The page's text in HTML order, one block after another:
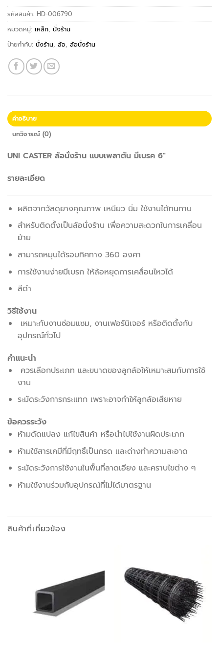
รหัสสินค้า: HD-006790
หมวดหมู่: เหล็ก, นั่งร้าน
ป้ายกำกับ: นั่งร้าน, ล้อ, ล้อนั่งร้าน
คำอธิบาย
บทวิจารณ์ (0)
UNI CASTER ล้อนั่งร้าน แบบเพลาตัน มีเบรค 6″
รายละเอียด
ผลิตจากวัสดุยางคุณภาพ เหนียว นิ่ม ใช้งานได้ทนทาน
สำหรับติดตั้งเป็นล้อนั่งร้าน เพื่อความสะดวกในการเคลื่อน
ย้าย
สามารถหมุนได้รอบทิศทาง 360 องศา
การใช้งานง่ายมีเบรก ให้ล้อหยุดการเคลื่อนไหวได้
สีดำ
วิธีใช้งาน
เหมาะกับงานซ่อมแซม, งานเฟอร์นิเจอร์ หรือติดตั้งกับ
อุปกรณ์ทั่วไป
คำแนะนำ
ควรเลือกประเภท และขนาดของลูกล้อให้เหมาะสมกับการใช้
งาน
ระมัดระวังการกระแทก เพราะอาจทำให้ลูกล้อเสียหาย
ข้อควรระวัง
ห้ามดัดแปลง แก้ไขสินค้า หรือนำไปใช้งานผิดประเภท
ห้ามใช้สารเคมีที่มีฤทธิ์เป็นกรด และด่างทำความสะอาด
ระมัดระวังการใช้งานในพื้นที่ลาดเอียง และคราบไขต่าง ๆ
ห้ามใช้งานร่วมกับอุปกรณ์ที่ไม่ได้มาตรฐาน
สินค้าที่เกี่ยวข้อง